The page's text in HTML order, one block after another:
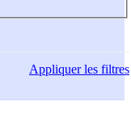
Appliquerles filtres